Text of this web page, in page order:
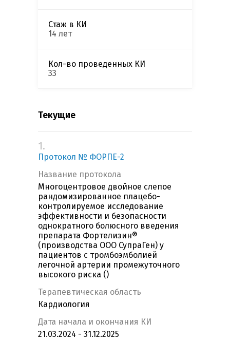
Стаж в КИ
14 лет
Кол-во проведенных КИ
33
Текущие
1.
Протокол № ФОРПЕ-2
Название протокола
Многоцентровое двойное слепое
рандомизированное плацебо-
контролируемое исследование
эффективности и безопасности
однократного болюсного введения
препарата Фортелизин®
(производства ООО СупраГен) у
пациентов с тромбоэмболией
легочной артерии промежуточного
высокого риска ()
Терапевтическая область
Кардиология
Дата начала и окончания КИ
21.03.2024 - 31.12.2025